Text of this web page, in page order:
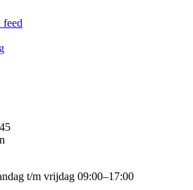
feed
t/m vrijdag 09:00–17:00